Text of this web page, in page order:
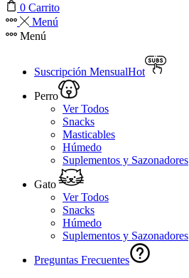
0 Carrito
Menú
Menú
Suscripción MensualHot
Perro
Ver Todos
Snacks
Masticables
Húmedo
Suplementos y Sazonadores
Gato
Ver Todos
Snacks
Húmedo
Suplementos y Sazonadores
Preguntas Frecuentes